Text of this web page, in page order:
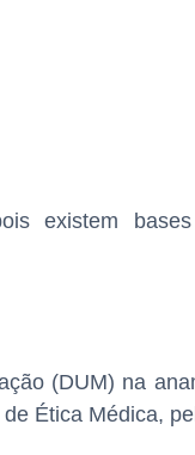
existem bases
(DUM) na
Ética Médica,